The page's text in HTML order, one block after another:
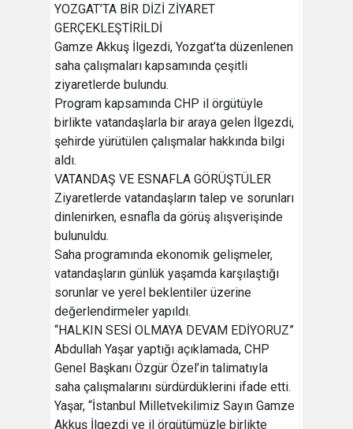
YOZGAT’TA BİR DİZİ ZİYARET
GERÇEKLEŞTİRİLDİ
Gamze Akkuş İlgezdi, Yozgat’ta düzenlenen
saha çalışmaları kapsamında çeşitli
ziyaretlerde bulundu.
Program kapsamında CHP il örgütüyle
birlikte vatandaşlarla bir araya gelen İlgezdi,
şehirde yürütülen çalışmalar hakkında bilgi
aldı.
VATANDAŞ VE ESNAFLA GÖRÜŞTÜLER
Ziyaretlerde vatandaşların talep ve sorunları
dinlenirken, esnafla da görüş alışverişinde
bulunuldu.
Saha programında ekonomik gelişmeler,
vatandaşların günlük yaşamda karşılaştığı
sorunlar ve yerel beklentiler üzerine
değerlendirmeler yapıldı.
“HALKIN SESİ OLMAYA DEVAM EDİYORUZ”
Abdullah Yaşar yaptığı açıklamada, CHP
Genel Başkanı Özgür Özel’in talimatıyla
saha çalışmalarını sürdürdüklerini ifade etti.
Yaşar, “İstanbul Milletvekilimiz Sayın Gamze
Akkuş İlgezdi ve il örgütümüzle birlikte